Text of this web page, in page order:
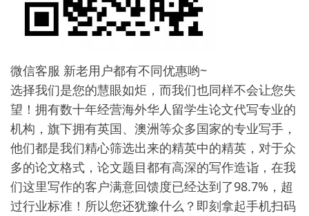
微信客服 新老用户都有不同优惠哟~
选择我们是您的慧眼如炬，而我们也同样不会让您失
望！拥有数十年经营海外华人留学生论文代写专业的
机构，旗下拥有英国、澳洲等众多国家的专业写手，
他们都是我们精心筛选出来的精英中的精英，对于众
多的论文格式，论文题目都有高深的写作造诣，在我
们这里写作的客户满意回馈度已经达到了98.7%，超
过行业标准！所以您还犹豫什么？即刻拿起手机扫码